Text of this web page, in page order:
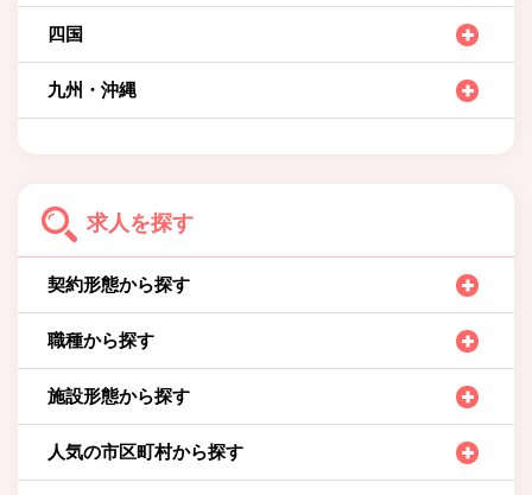
四国
九州・沖縄
求人を探す
契約形態から探す
職種から探す
施設形態から探す
人気の市区町村から探す